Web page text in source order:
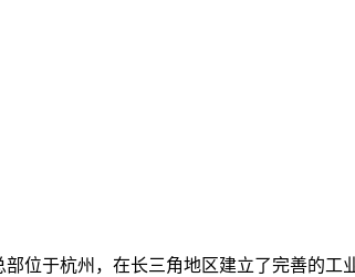
位于杭州，在长三角地区建立了完善的工